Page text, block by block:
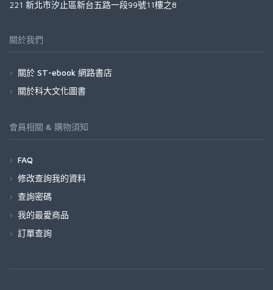
221 新北市汐止區新台五路一段99號11樓之8
關於我們
關於 ST-ebook 網路書店
關於科大文化圖書
會員相關 & 購物須知
FAQ
修改查詢我的資料
查詢密碼
我的最愛商品
訂單查詢